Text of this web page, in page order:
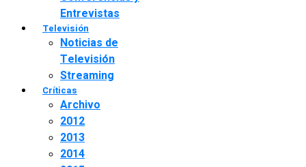
Entrevistas
Televisión
Noticias de
Televisión
Streaming
Críticas
Archivo
2012
2013
2014